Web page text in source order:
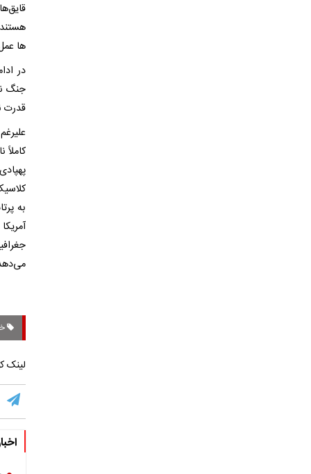
ها
در
جنگ
قدرت
به
لینک